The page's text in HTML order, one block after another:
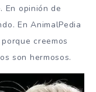
opinión de
En AnimalPedia
creemos
son hermosos.